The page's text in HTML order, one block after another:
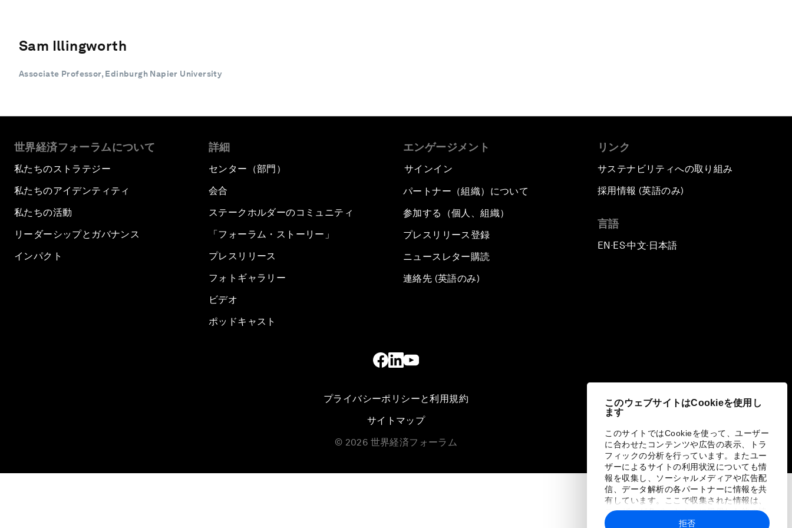
このウェブサイトはCookieを使用し
ます
このサイトではCookieを使って、ユーザー
に合わせたコンテンツや広告の表示、トラ
フィックの分析を行っています。またユー
ザーによるサイトの利用状況についても情
報を収集し、ソーシャルメディアや広告配
信、データ解析の各パートナーに情報を共
有しています。ここで収集された情報は、
ユーザーが各パートナーに提供した他の情
報や各パートナーのサービスを使用した際
拒否
Sam Illingworth
Associate Professor, Edinburgh Napier University
世界経済フォーラムについて
私たちのストラテジー
私たちのアイデンティティ
私たちの活動
リーダーシップとガバナンス
インパクト
詳細
センター（部門）
会合
ステークホルダーのコミュニティ
「フォーラム・ストーリー」
プレスリリース
フォトギャラリー
ビデオ
ポッドキャスト
エンゲージメント
サインイン
パートナー（組織）について
参加する（個人、組織）
プレスリリース登録
ニュースレター購読
連絡先 (英語のみ)
リンク
サステナビリティへの取り組み
採用情報 (英語のみ)
言語
EN ▪ES▪中文▪ 日本語
プライバシーポリシーと利用規約
サイトマップ
© 2026 世界経済フォーラム